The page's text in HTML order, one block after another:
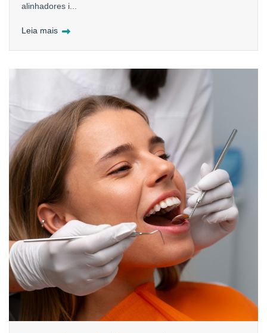
alinhadores i...
Leia mais